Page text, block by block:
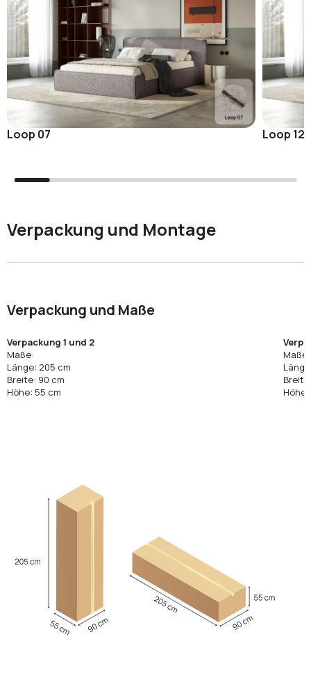
Loop 07 Loop 12
Verpackung und Montage
Verpackung und Maße
Verpackung 1 und 2
Maße:
Länge: 205 cm
Breite: 90 cm
Höhe: 55 cm
Maße:
Höhe: